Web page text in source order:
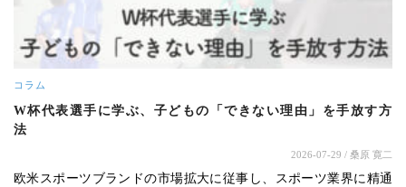
コラム
W杯代表選手に学ぶ、子どもの「できない理由」を手放す方
法
2026-07-29 / 桑原 寛二
欧米スポーツブランドの市場拡大に従事し、スポーツ業界に精通